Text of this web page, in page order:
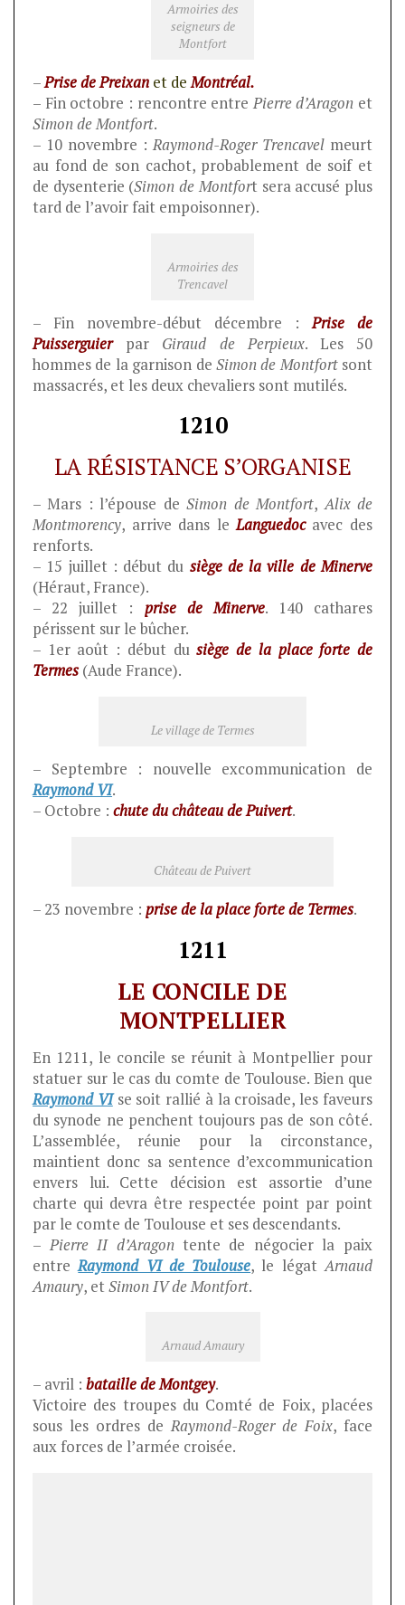
Armoiries des
seigneurs de
Montfort
–Prise de Preixan et deMontréal.
– Fin octobre : rencontre entrePierre d’Aragon et
Simon de Montfort.
– 10 novembre :Raymond-Roger Trencavelmeurt
au fond de son cachot, probablement de soif et
de dysenterie (Simon de Montfort sera accusé plus
tard de l’avoir fait empoisonner).
Armoiries des
Trencavel
– Fin novembre-début décembre :Prise de
Puisserguier
par Giraud de Perpieux. Les 50
hommes de la garnison de Simon de Montfortsont
massacrés, et les deux chevaliers sont mutilés.
1210
LA RÉSISTANCE S’ORGANISE
– Mars : l’épouse deSimon de Montfort,Alix de
Montmorency, arrive dans leLanguedocavec des
renforts.
– 15 juillet : début du siège de la ville de Minerve
(Héraut, France).
– 22 juillet : prise de Minerve. 140 cathares
périssent sur le bûcher.
– 1er août : début dusiège de la place forte de
Termes(Aude France).
Le village de Termes
– Septembre : nouvelle excommunication de
Raymond VI.
– Octobre :chute du château de Puivert.
Château de Puivert
– 23 novembre :prise de la place forte de Termes.
1211
LE CONCILE DE
MONTPELLIER
En 1211, le concile se réunit à Montpellier pour
statuer sur le cas du comte de Toulouse. Bien que
Raymond VIse soit rallié à la croisade, les faveurs
du synode ne penchent toujours pas de son côté.
L’assemblée, réunie pour la circonstance,
maintient donc sa sentence d’excommunication
envers lui. Cette décision est assortie d’une
charte qui devra être respectée point par point
par le comte de Toulouse et ses descendants.
–Pierre II d’Aragontente de négocier la paix
entreRaymond VI de Toulouse, le légatArnaud
Amaury, etSimon IV de Montfort.
Arnaud Amaury
– avril :bataille de Montgey.
Victoire des troupes du Comté de Foix, placées
sous les ordres de Raymond-Roger de Foix, face
aux forces de l’armée croisée.